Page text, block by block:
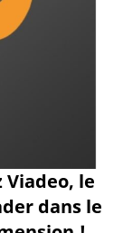
le
dans le